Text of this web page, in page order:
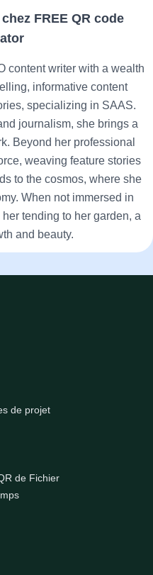
FREE QR code
content writer with a wealth
informative content
specializing in SAAS.
journalism, she brings a
Beyond her professional
weaving feature stories
to the cosmos, where she
When not immersed in
tending to her garden, a
and beauty.
de projet
de Fichier